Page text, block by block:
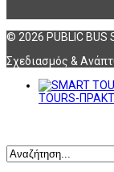
© 2026 PUBLIC BUS
Σχεδιασμός &
TOURS-